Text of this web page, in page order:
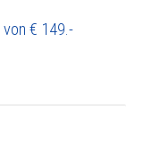
von € 149.-